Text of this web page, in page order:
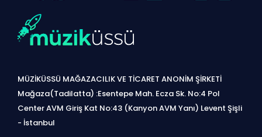
MÜZİKÜSSÜ MAĞAZACILIK VE TİCARET ANONİM ŞİRKETİ
Mağaza(Tadilatta) :Esentepe Mah. Ecza Sk. No:4 Pol
Center AVM Giriş Kat No:43 (Kanyon AVM Yanı) Levent Şişli
- İstanbul